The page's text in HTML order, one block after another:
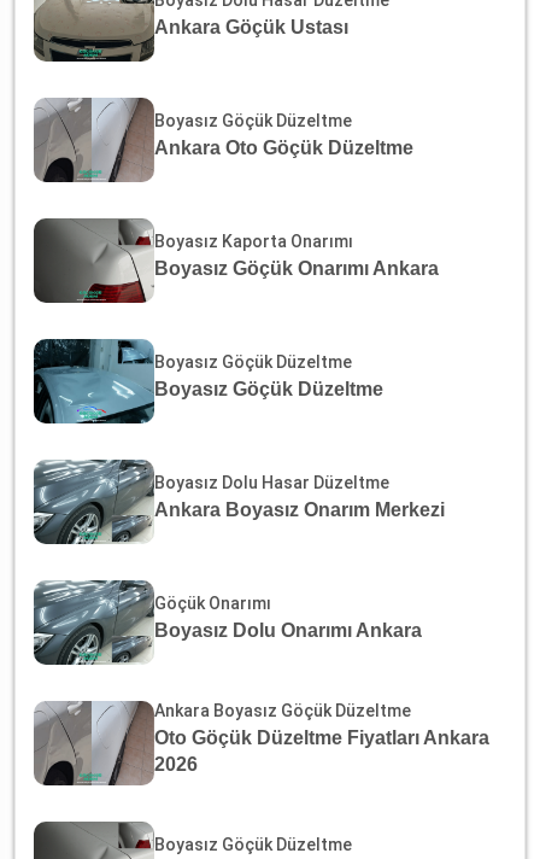
Ankara Göçük Ustası
Boyasız Göçük Düzeltme
Ankara Oto Göçük Düzeltme
Boyasız Kaporta Onarımı
Boyasız Göçük Onarımı Ankara
Boyasız Göçük Düzeltme
Boyasız Göçük Düzeltme
Boyasız Dolu Hasar Düzeltme
Ankara Boyasız Onarım Merkezi
Göçük Onarımı
Boyasız Dolu Onarımı Ankara
Ankara Boyasız Göçük Düzeltme
Oto Göçük Düzeltme Fiyatları Ankara
2026
Boyasız Göçük Düzeltme